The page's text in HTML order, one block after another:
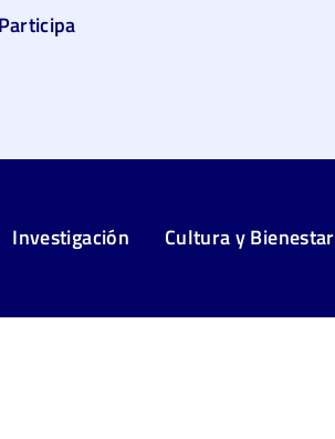
Participa
Investigación Cultura y Bienestar